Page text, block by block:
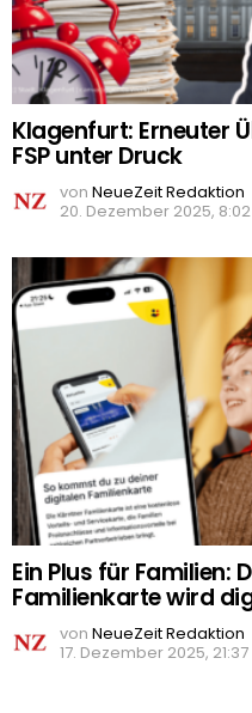
Klagenfurt: Erneuter
FSP unter Druck
von NeueZeit Redaktion
20. Dezember 2025, 8:02
Ein Plus für Familien:
Familienkarte wird
von NeueZeit Redaktion
17. Dezember 2025, 21:37